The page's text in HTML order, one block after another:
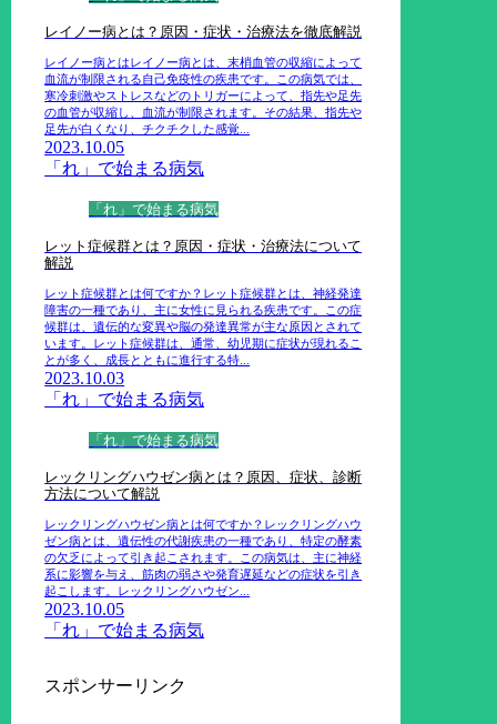
レイノー病とは？原因・症状・治療法を徹底解説
レイノー病とはレイノー病とは、末梢血管の収縮によって
血流が制限される自己免疫性の疾患です。この病気では、
寒冷刺激やストレスなどのトリガーによって、指先や足先
の血管が収縮し、血流が制限されます。その結果、指先や
足先が白くなり、チクチクした感覚...
2023.10.05
「れ」で始まる病気
「れ」で始まる病気
レット症候群とは？原因・症状・治療法について
解説
レット症候群とは何ですか？レット症候群とは、神経発達
障害の一種であり、主に女性に見られる疾患です。この症
候群は、遺伝的な変異や脳の発達異常が主な原因とされて
います。レット症候群は、通常、幼児期に症状が現れるこ
とが多く、成長とともに進行する特...
2023.10.03
「れ」で始まる病気
「れ」で始まる病気
レックリングハウゼン病とは？原因、症状、診断
方法について解説
レックリングハウゼン病とは何ですか？レックリングハウ
ゼン病とは、遺伝性の代謝疾患の一種であり、特定の酵素
の欠乏によって引き起こされます。この病気は、主に神経
系に影響を与え、筋肉の弱さや発育遅延などの症状を引き
起こします。レックリングハウゼン...
2023.10.05
「れ」で始まる病気
スポンサーリンク